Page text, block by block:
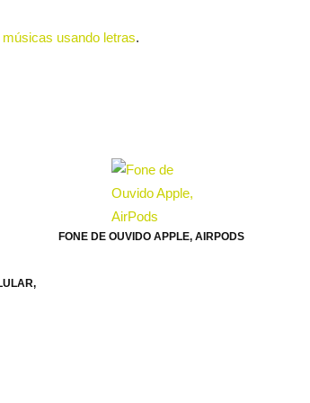
usando letras.
FONE DE OUVIDO APPLE, AIRPODS